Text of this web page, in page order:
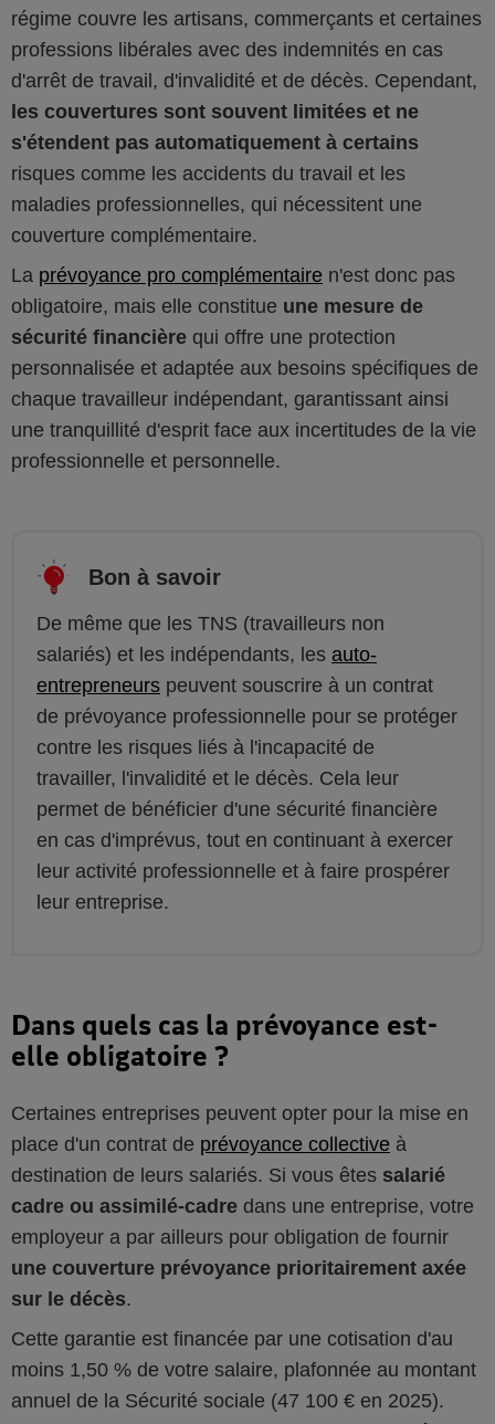
régime couvre les artisans, commerçants et certaines
professions libérales avec des indemnités en cas
d'arrêt de travail, d'invalidité et de décès. Cependant,
les couvertures sont souvent limitées et ne
s'étendent pas automatiquement à certains
risques comme les accidents du travail et les
maladies professionnelles, qui nécessitent une
couverture complémentaire.
La prévoyance pro complémentaire n'est donc pas
obligatoire, mais elle constitue une mesure de
sécurité financière qui offre une protection
personnalisée et adaptée aux besoins spécifiques de
chaque travailleur indépendant, garantissant ainsi
une tranquillité d'esprit face aux incertitudes de la vie
professionnelle et personnelle.
Bon à savoir
De même que les TNS (travailleurs non
salariés) et les indépendants, les auto-
entrepreneurs peuvent souscrire à un contrat
de prévoyance professionnelle pour se protéger
contre les risques liés à l'incapacité de
travailler, l'invalidité et le décès. Cela leur
permet de bénéficier d'une sécurité financière
en cas d'imprévus, tout en continuant à exercer
leur activité professionnelle et à faire prospérer
leur entreprise.
Dans quels cas la prévoyance est-
elle obligatoire ?
Certaines entreprises peuvent opter pour la mise en
place d'un contrat de prévoyance collective à
destination de leurs salariés. Si vous êtes salarié
cadre ou assimilé-cadre dans une entreprise, votre
employeur a par ailleurs pour obligation de fournir
une couverture prévoyance prioritairement axée
sur le décès.
Cette garantie est financée par une cotisation d'au
moins 1,50 % de votre salaire, plafonnée au montant
annuel de la Sécurité sociale (47 100 € en 2025).